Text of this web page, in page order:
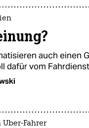
auch einen
dafür vom
Uber-Fahrer